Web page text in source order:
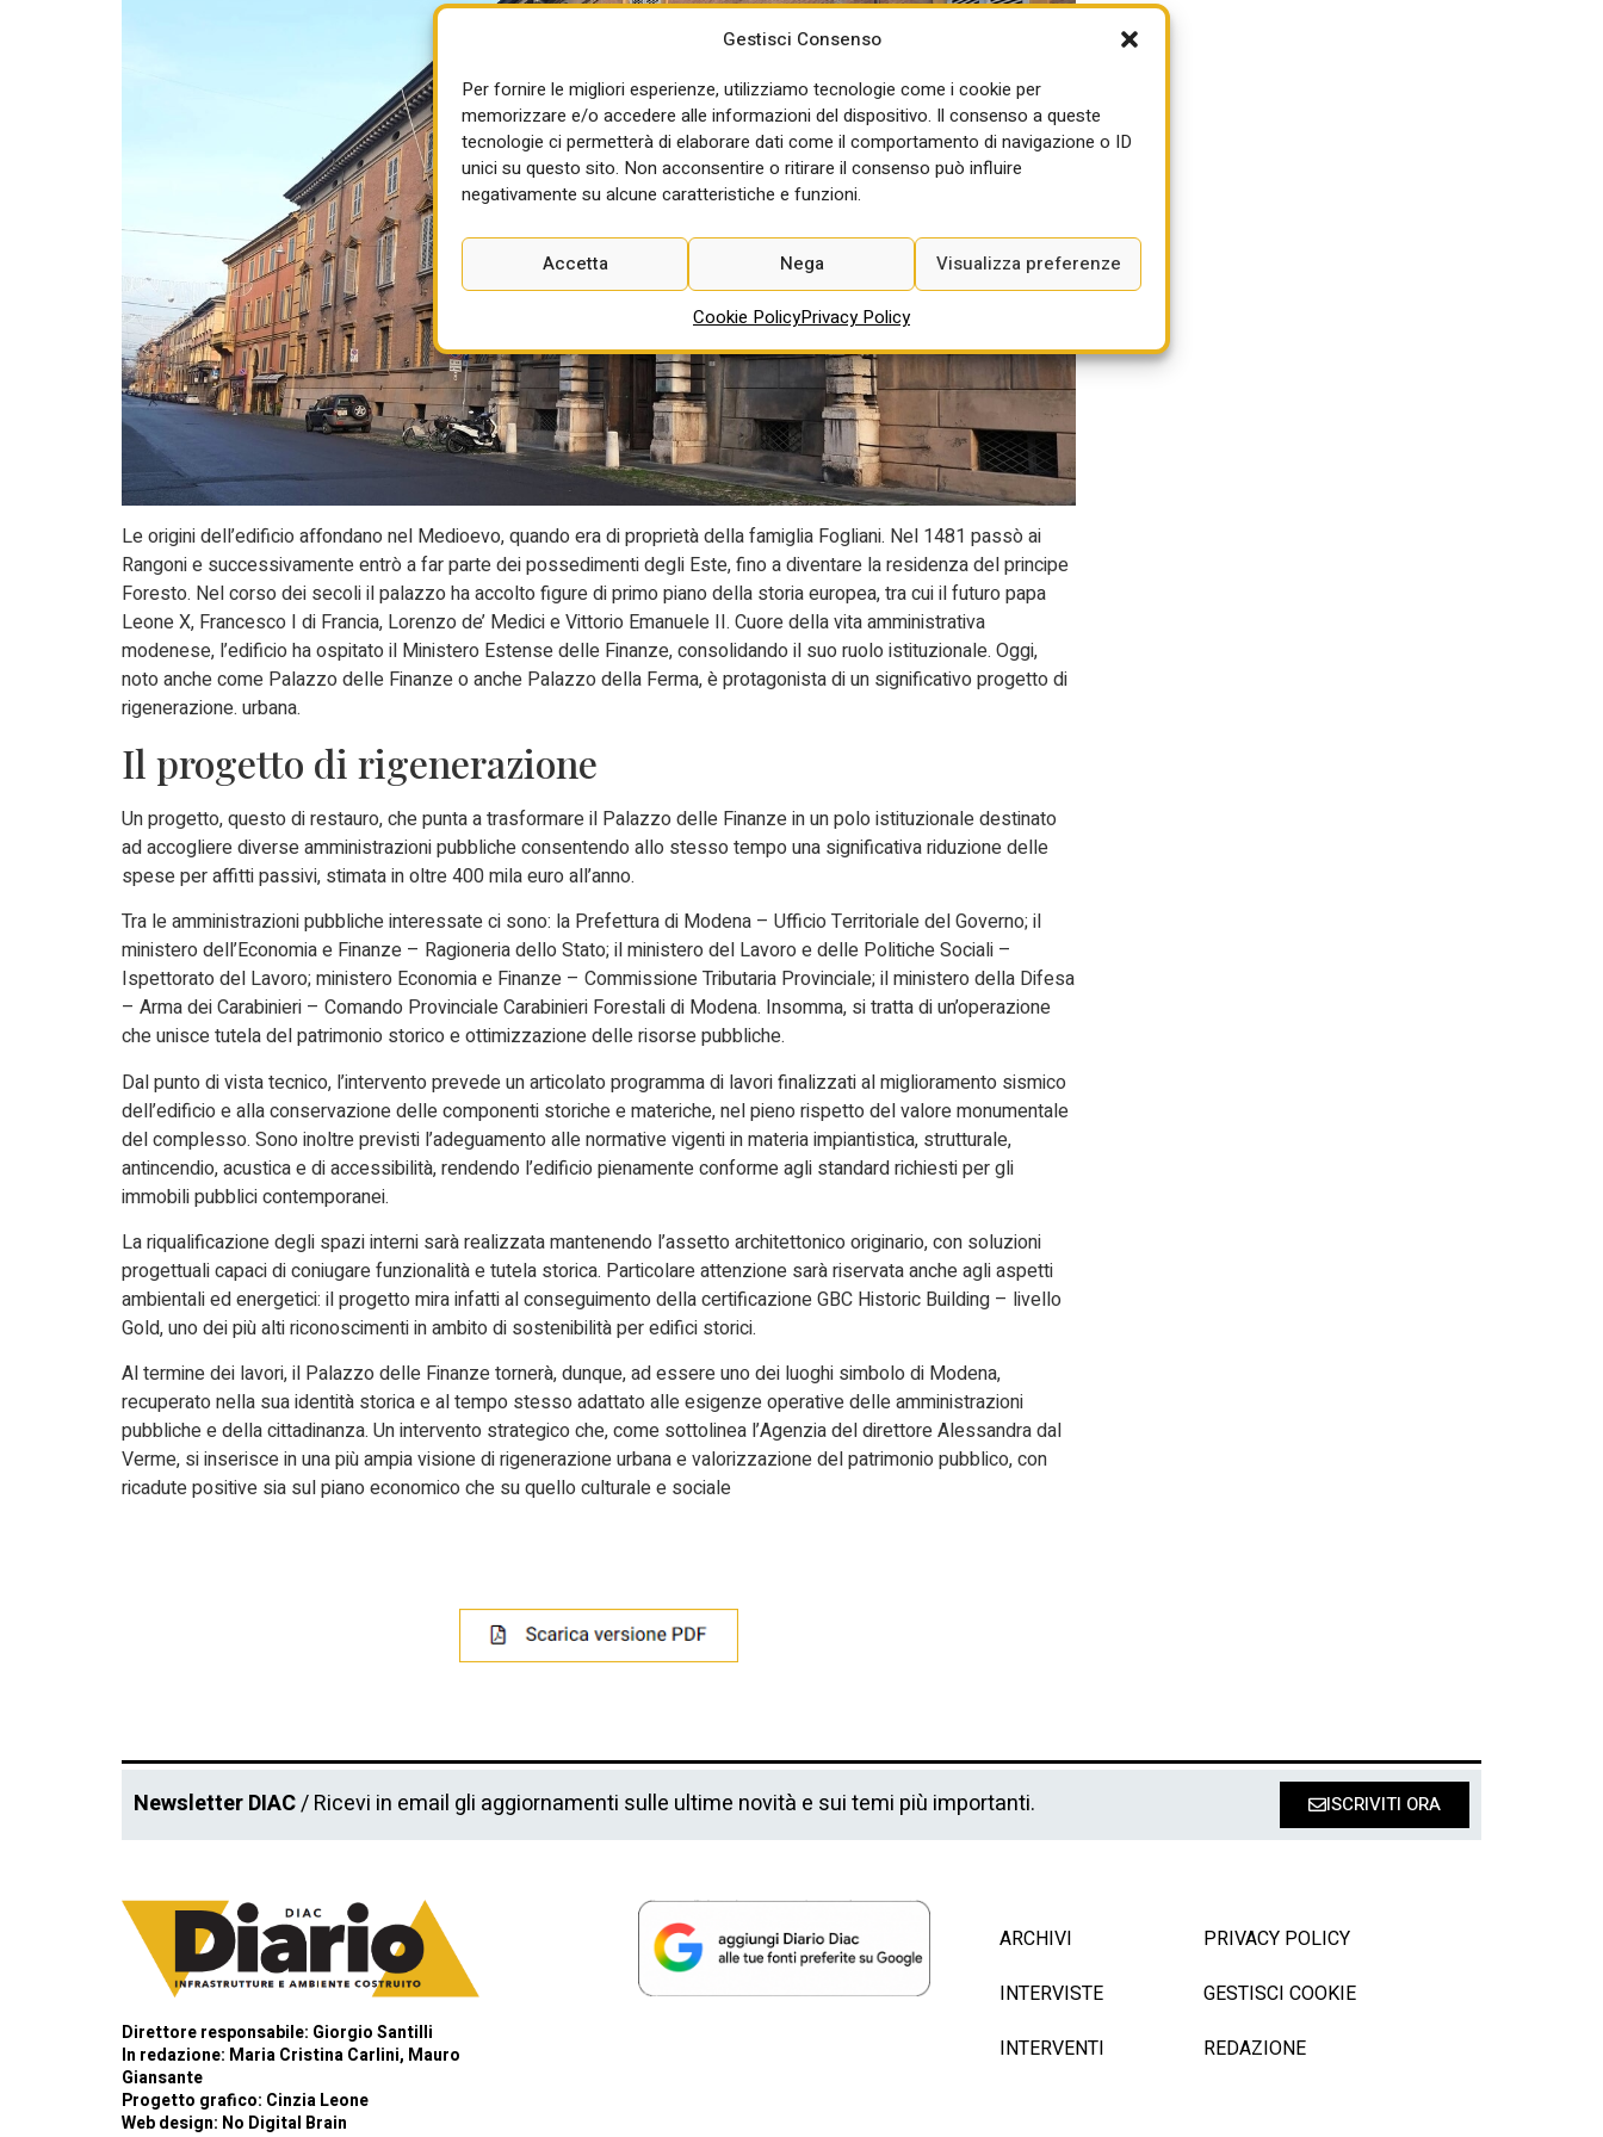
Gestisci Consenso
Per fornire le migliori esperienze, utilizziamo tecnologie come i cookie per
memorizzare e/o accedere alle informazioni del dispositivo. Il consenso a queste
tecnologie ci permetterà di elaborare dati come il comportamento di navigazione o ID
unici su questo sito. Non acconsentire o ritirare il consenso può influire
negativamente su alcune caratteristiche e funzioni.
Accetta Nega Visualizza preferenze
Cookie PolicyPrivacy Policy
Le origini dell’edificio affondano nel Medioevo, quando era di proprietà della famiglia Fogliani. Nel 1481 passò ai
Rangoni e successivamente entrò a far parte dei possedimenti degli Este, fino a diventare la residenza del principe
Foresto. Nel corso dei secoli il palazzo ha accolto figure di primo piano della storia europea, tra cui il futuro papa
Leone X, Francesco I di Francia, Lorenzo de’ Medici e Vittorio Emanuele II. Cuore della vita amministrativa
modenese, l’edificio ha ospitato il Ministero Estense delle Finanze, consolidando il suo ruolo istituzionale. Oggi,
noto anche come Palazzo delle Finanze o anche Palazzo della Ferma, è protagonista di un significativo progetto di
rigenerazione. urbana.
Il progetto di rigenerazione
Un progetto, questo di restauro, che punta a trasformare il Palazzo delle Finanze in un polo istituzionale destinato
ad accogliere diverse amministrazioni pubbliche consentendo allo stesso tempo una significativa riduzione delle
spese per affitti passivi, stimata in oltre 400 mila euro all’anno.
Tra le amministrazioni pubbliche interessate ci sono: la Prefettura di Modena – Ufficio Territoriale del Governo; il
ministero dell’Economia e Finanze – Ragioneria dello Stato; il ministero del Lavoro e delle Politiche Sociali –
Ispettorato del Lavoro; ministero Economia e Finanze – Commissione Tributaria Provinciale; il ministero della Difesa
– Arma dei Carabinieri – Comando Provinciale Carabinieri Forestali di Modena. Insomma, si tratta di un’operazione
che unisce tutela del patrimonio storico e ottimizzazione delle risorse pubbliche.
Dal punto di vista tecnico, l’intervento prevede un articolato programma di lavori finalizzati al miglioramento sismico
dell’edificio e alla conservazione delle componenti storiche e materiche, nel pieno rispetto del valore monumentale
del complesso. Sono inoltre previsti l’adeguamento alle normative vigenti in materia impiantistica, strutturale,
antincendio, acustica e di accessibilità, rendendo l’edificio pienamente conforme agli standard richiesti per gli
immobili pubblici contemporanei.
La riqualificazione degli spazi interni sarà realizzata mantenendo l’assetto architettonico originario, con soluzioni
progettuali capaci di coniugare funzionalità e tutela storica. Particolare attenzione sarà riservata anche agli aspetti
ambientali ed energetici: il progetto mira infatti al conseguimento della certificazione GBC Historic Building – livello
Gold, uno dei più alti riconoscimenti in ambito di sostenibilità per edifici storici.
Al termine dei lavori, il Palazzo delle Finanze tornerà, dunque, ad essere uno dei luoghi simbolo di Modena,
recuperato nella sua identità storica e al tempo stesso adattato alle esigenze operative delle amministrazioni
pubbliche e della cittadinanza. Un intervento strategico che, come sottolinea l’Agenzia del direttore Alessandra dal
Verme, si inserisce in una più ampia visione di rigenerazione urbana e valorizzazione del patrimonio pubblico, con
ricadute positive sia sul piano economico che su quello culturale e sociale
Newsletter DIAC/ Ricevi in email gli aggiornamenti sulle ultime novità e sui temi più importanti. ISCRIVITI ORA
Direttore responsabile: Giorgio Santilli
In redazione: Maria Cristina Carlini, Mauro
Giansante
Progetto grafico: Cinzia Leone
Web design: No Digital Brain
ARCHIVI
INTERVISTE
INTERVENTI
PRIVACY POLICY
GESTISCI COOKIE
REDAZIONE